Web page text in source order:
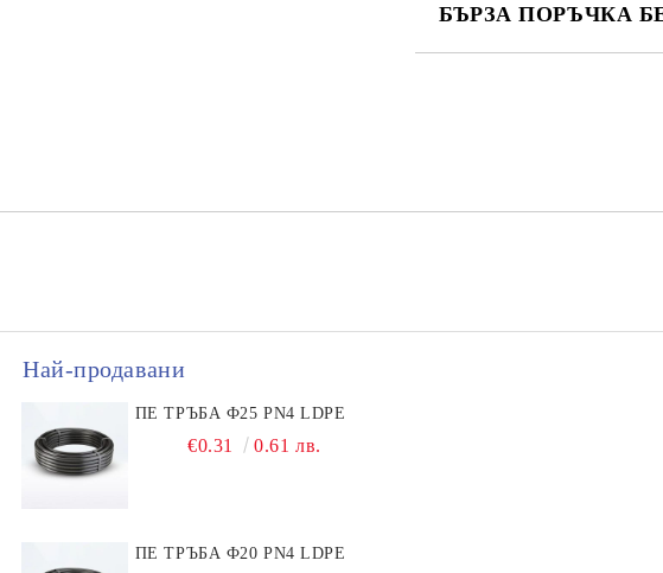
БЪРЗА ПОРЪЧКА
Най-продавани
ПЕ ТРЪБА Ф25 PN4 LDPE
€0.31 0.61 лв.
ПЕ ТРЪБА Ф20 PN4 LDPE